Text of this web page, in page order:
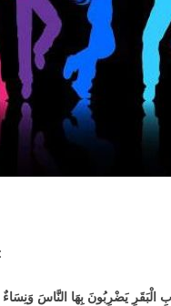
يَضْرِبُونَ بِهَا النَّاسَ